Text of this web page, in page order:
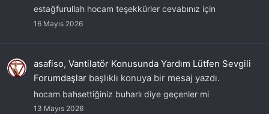
estağfurullah hocam teşekkürler cevabınız için
16 Mayıs 2026
asafiso, Vantilatör Konusunda Yardım Lütfen Sevgili
Forumdaşlar başlıklı konuya bir mesaj yazdı.
hocam bahsettiğiniz buharlı diye geçenler mi
13 Mayıs 2026